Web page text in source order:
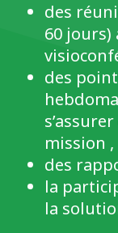
des
60 jours)
des
mission ,
des
la
la